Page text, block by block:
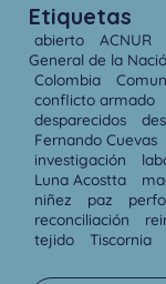
Etiquetas
abierto ACNUR
General de la
Colombia
conflicto armado
desparecidos
Fernando Cuevas
investigación
Luna Acostta
niñez
paz
reconciliación
tejido
Tiscornia